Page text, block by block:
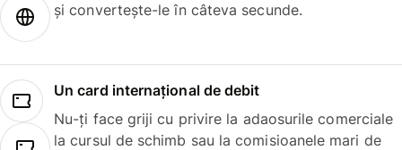
și convertește-le în câteva secunde.
Un card internațional de debit
Nu-ți face griji cu privire la adaosurile comerciale
la cursul de schimb sau la comisioanele mari de